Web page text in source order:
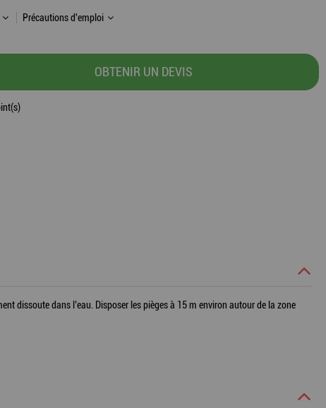
Précautions d'emploi
OBTENIR UN DEVIS
dissoute dans l’eau. Disposer les pièges à 15 m environ autour de la zone